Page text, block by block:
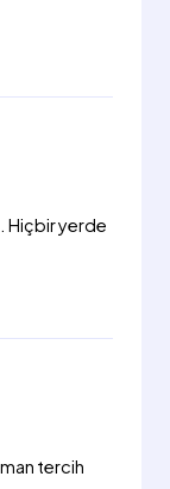
Hiçbir yerde
tercih